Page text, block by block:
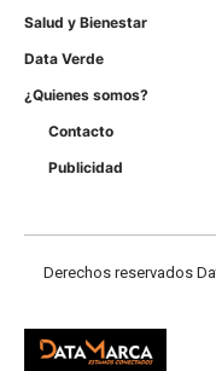
Salud y Bienestar
Data Verde
¿Quienes somos?
Contacto
Publicidad
Derechos reservados